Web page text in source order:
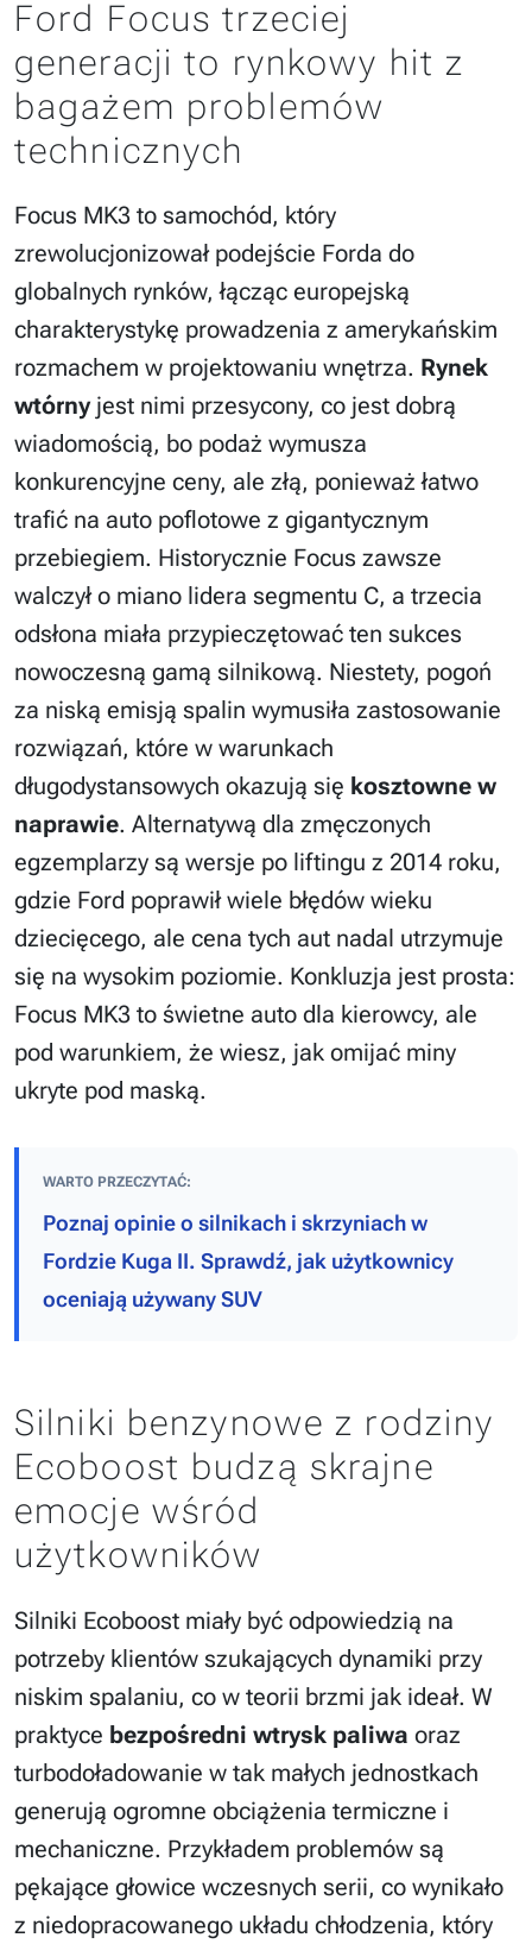
Ford Focus trzeciej
generacji to rynkowy hit z
bagażem problemów
technicznych
Focus MK3 to samochód, który
zrewolucjonizował podejście Forda do
globalnych rynków, łącząc europejską
charakterystykę prowadzenia z amerykańskim
rozmachem w projektowaniu wnętrza. Rynek
wtórny jest nimi przesycony, co jest dobrą
wiadomością, bo podaż wymusza
konkurencyjne ceny, ale złą, ponieważ łatwo
trafić na auto poflotowe z gigantycznym
przebiegiem. Historycznie Focus zawsze
walczył o miano lidera segmentu C, a trzecia
odsłona miała przypieczętować ten sukces
nowoczesną gamą silnikową. Niestety, pogoń
za niską emisją spalin wymusiła zastosowanie
rozwiązań, które w warunkach
długodystansowych okazują się kosztowne w
naprawie. Alternatywą dla zmęczonych
egzemplarzy są wersje po liftingu z 2014 roku,
gdzie Ford poprawił wiele błędów wieku
dziecięcego, ale cena tych aut nadal utrzymuje
się na wysokim poziomie. Konkluzja jest prosta:
Focus MK3 to świetne auto dla kierowcy, ale
pod warunkiem, że wiesz, jak omijać miny
ukryte pod maską.
WARTO PRZECZYTAĆ:
Poznaj opinie o silnikach i skrzyniach w
Fordzie Kuga II. Sprawdź, jak użytkownicy
oceniają używany SUV
Silniki benzynowe z rodziny
Ecoboost budzą skrajne
emocje wśród
użytkowników
Silniki Ecoboost miały być odpowiedzią na
potrzeby klientów szukających dynamiki przy
niskim spalaniu, co w teorii brzmi jak ideał. W
praktyce bezpośredni wtrysk paliwa oraz
turbodoładowanie w tak małych jednostkach
generują ogromne obciążenia termiczne i
mechaniczne. Przykładem problemów są
pękające głowice wczesnych serii, co wynikało
z niedopracowanego układu chłodzenia, który